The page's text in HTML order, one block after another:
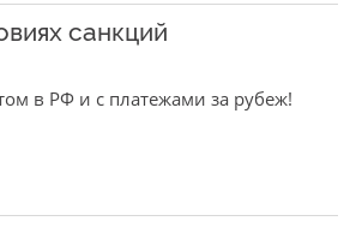
санкций
в РФ и с платежами за рубеж!